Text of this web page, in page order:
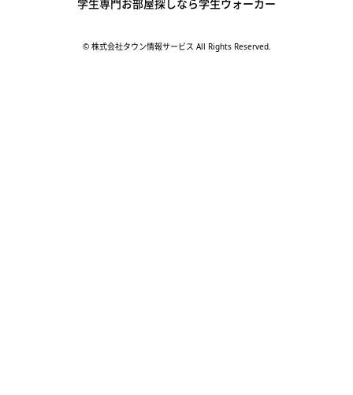
学生専門お部屋探しなら学生ウォーカー
© 株式会社タウン情報サービス All Rights Reserved.